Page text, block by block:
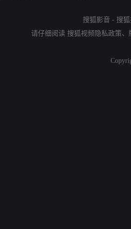
搜狐影音 - 搜
请仔细阅读 搜狐视频隐私政策、